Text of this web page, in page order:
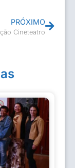
PRÓXIMO
Cineteatro